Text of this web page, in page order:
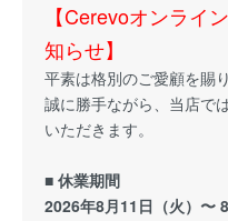
【Cerevoオンライ
知らせ】
平素は格別のご愛顧を賜
誠に勝手ながら、当店で
いただきます。
■ 休業期間
2026年8月11日（火）〜